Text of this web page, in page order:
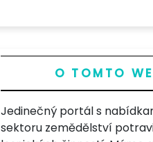
O TOMTO
Jedinečný portál s
sektoru zemědělství